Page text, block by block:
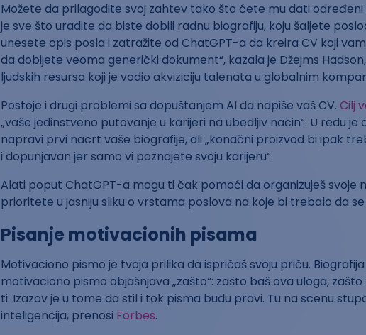
Možete da prilagodite svoj zahtev tako što ćete mu dati određeni
je sve što uradite da biste dobili radnu biografiju, koju šaljete
unesete opis posla i zatražite od ChatGPT-a da kreira CV koji
da dobijete veoma generički dokument“, kazala je Džejms
ljudskih resursa koji je vodio akviziciju talenata u globalnim
Postoje i drugi problemi sa dopuštanjem AI da napiše vaš CV. Cilj
„vaše jedinstveno putovanje u karijeri na ubedljiv način“. U redu je
napravi prvi nacrt vaše biografije, ali „konačni proizvod bi ipak
i dopunjavan jer samo vi poznajete svoju karijeru“.
Alati poput ChatGPT-a mogu ti čak pomoći da organizuješ svoje
prioritete u jasniju sliku o vrstama poslova na koje bi trebalo da
Pisanje motivacionih pisama
Motivaciono pismo je tvoja prilika da ispričaš svoju priču.
motivaciono pismo objašnjava „zašto“: zašto baš ova uloga,
ti. Izazov je u tome da stil i tok pisma budu pravi. Tu na scenu
inteligencija, prenosi Forbes.